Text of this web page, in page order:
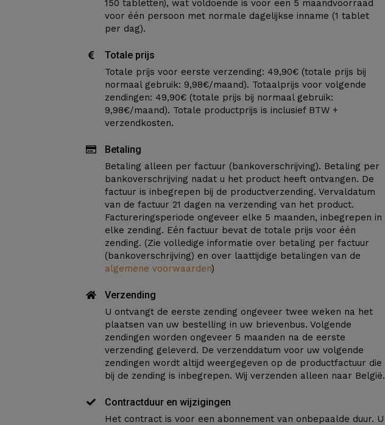
150 tabletten), wat voldoende is voor een 5 maandvoorraad
voor één persoon met normale dagelijkse inname (1 tablet
per dag).
Totale prijs
Totale prijs voor eerste verzending: 49,90€ (totale prijs bij
normaal gebruik: 9,98€/maand). Totaalprijs voor volgende
zendingen: 49,90€ (totale prijs bij normaal gebruik:
9,98€/maand). Totale productprijs is inclusief BTW +
verzendkosten.
Betaling
Betaling alleen per factuur (bankoverschrijving). Betaling per
bankoverschrijving nadat u het product heeft ontvangen. De
factuur is inbegrepen bij de productverzending. Vervaldatum
van de factuur 21 dagen na verzending van het product.
Factureringsperiode ongeveer elke 5 maanden, inbegrepen in
elke zending. Eén factuur bevat de totale prijs voor één
zending. (Zie volledige informatie over betaling per factuur
(bankoverschrijving) en over laattijdige betalingen van de
algemene voorwaarden)
Verzending
U ontvangt de eerste zending ongeveer twee weken na het
plaatsen van uw bestelling in uw brievenbus. Volgende
zendingen worden ongeveer 5 maanden na de eerste
verzending geleverd. De verzenddatum voor uw volgende
zendingen wordt altijd weergegeven op de productfactuur die
bij de zending is inbegrepen. Wij verzenden alleen naar België.
Contractduur en wijzigingen
Het contract is voor een abonnement van onbepaalde duur. U